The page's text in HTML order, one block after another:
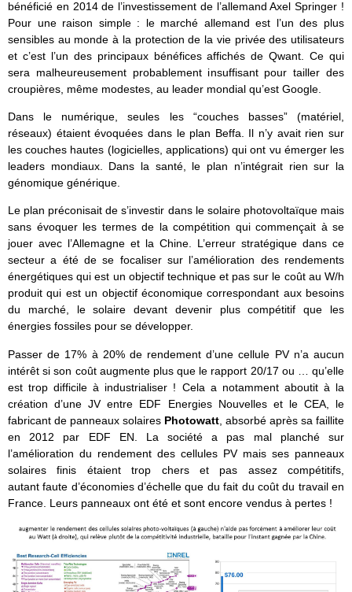
bénéficié en 2014 de l’investissement de l’allemand Axel Springer !
Pour une raison simple : le marché allemand est l’un des plus
sensibles au monde à la protection de la vie privée des utilisateurs
et c’est l’un des principaux bénéfices affichés de Qwant. Ce qui
sera malheureusement probablement insuffisant pour tailler des
croupières, même modestes, au leader mondial qu’est Google.
Dans le numérique, seules les “couches basses” (matériel,
réseaux) étaient évoquées dans le plan Beffa. Il n’y avait rien sur
les couches hautes (logicielles, applications) qui ont vu émerger les
leaders mondiaux. Dans la santé, le plan n’intégrait rien sur la
génomique générique.
Le plan préconisait de s’investir dans le solaire photovoltaïque mais
sans évoquer les termes de la compétition qui commençait à se
jouer avec l’Allemagne et la Chine. L’erreur stratégique dans ce
secteur a été de se focaliser sur l’amélioration des rendements
énergétiques qui est un objectif technique et pas sur le coût au W/h
produit qui est un objectif économique correspondant aux besoins
du marché, le solaire devant devenir plus compétitif que les
énergies fossiles pour se développer.
Passer de 17% à 20% de rendement d’une cellule PV n’a aucun
intérêt si son coût augmente plus que le rapport 20/17 ou … qu’elle
est trop difficile à industrialiser ! Cela a notamment aboutit à la
création d’une JV entre EDF Energies Nouvelles et le CEA, le
fabricant de panneaux solaires Photowatt , absorbé après sa faillite
en 2012 par EDF EN. La société a pas mal planché sur
l’amélioration du rendement des cellules PV mais ses panneaux
solaires finis étaient trop chers et pas assez compétitifs,
autant faute d’économies d’échelle que du fait du coût du travail en
France. Leurs panneaux ont été et sont encore vendus à pertes !